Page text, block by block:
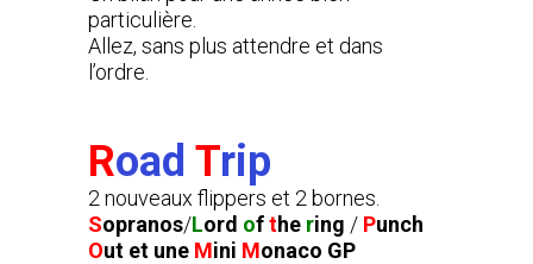
particulière.
Allez, sans plus attendre et dans
l’ordre.
Road Trip
2 nouveaux flippers et 2 bornes.
Sopranos/Lord ofthe ring / Punch
Out et une Mini Monaco GP